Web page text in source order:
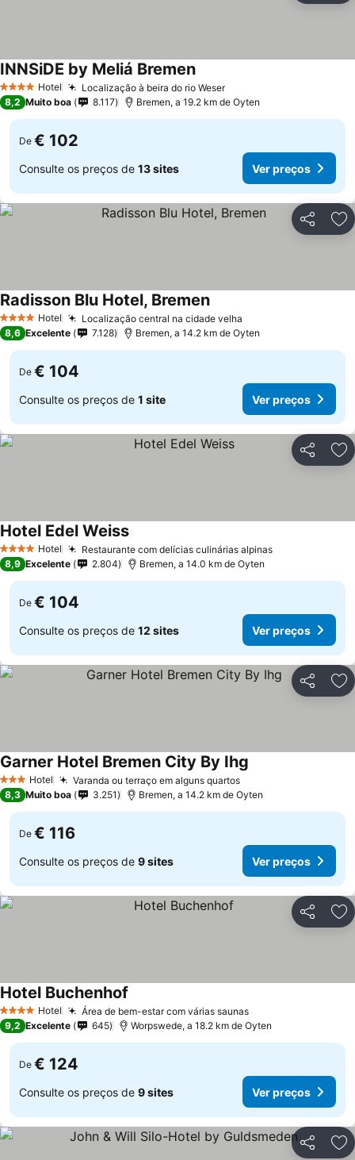
4 EstrelasHotel Localização à beira do rio WeserVer preços
INNSiDE by Meliá BremenVer preços
8,2 Muito boa 8.117 Bremen, a 19.2 km de Oyten
De € 102
Consulte os preços de 13 sites Ver preços
Partilhar
4 EstrelasHotel Localização central na cidade velha
Radisson Blu Hotel, BremenVer preços
8,6 Excelente 7.128 Bremen, a 14.2 km de Oyten
De € 104
Consulte os preços de 1 site Ver preços
Partilhar
4 EstrelasHotel Restaurante com delícias culinárias alpinasVer preços
Hotel Edel WeissVer preços
8,9 Excelente 2.804 Bremen, a 14.0 km de Oyten
De € 104
Consulte os preços de 12 sites Ver preços
Partilhar
3 EstrelasHotel Varanda ou terraço em alguns quartosVer preços
Garner Hotel Bremen City By Ihg
8,3 Muito boa 3.251 Bremen, a 14.2 km de Oyten
De € 116
Consulte os preços de 9 sites Ver preços
Partilhar
4 EstrelasHotel Área de bem-estar com várias saunasVer preços
Hotel Buchenhof
9,2 Excelente 645 Worpswede, a 18.2 km de Oyten
De € 124
Consulte os preços de 9 sites Ver preços
Partilhar